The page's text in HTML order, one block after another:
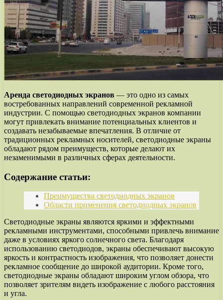
Аренда светодиодных экранов — это одно из самых
востребованных направлений современной рекламной
индустрии. С помощью светодиодных экранов компании
могут привлекать внимание потенциальных клиентов и
создавать незабываемые впечатления. В отличие от
традиционных рекламных носителей, светодиодные экраны
обладают рядом преимуществ, которые делают их
незаменимыми в различных сферах деятельности.
Содержание статьи:
Преимущества светодиодных экранов
Области применения светодиодных экранов
Светодиодные экраны являются яркими и эффектными
рекламными инструментами, способными привлечь внимание
даже в условиях яркого солнечного света. Благодаря
использованию светодиодов, экраны обеспечивают высокую
яркость и контрастность изображения, что позволяет донести
рекламное сообщение до широкой аудитории. Кроме того,
светодиодные экраны обладают широким углом обзора, что
позволяет зрителям видеть изображение с любого расстояния
и угла.